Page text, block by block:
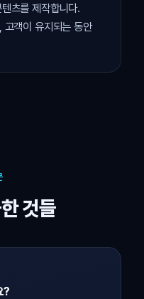
츠를 제작합니다.
고객이 유지되는 동안
것들
?